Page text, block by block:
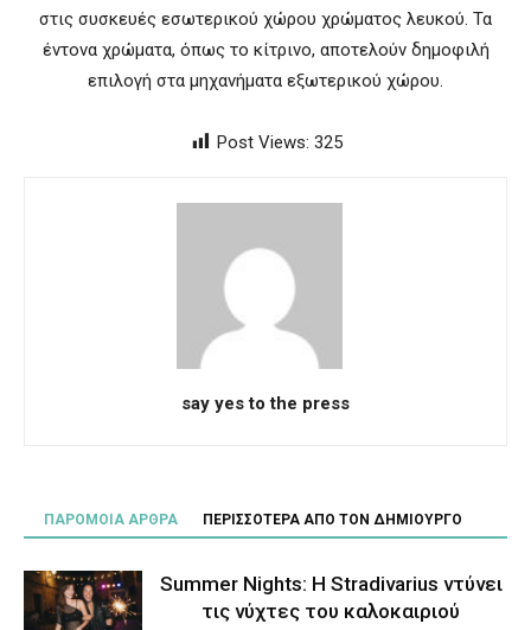
στις συσκευές εσωτερικού χώρου χρώματος λευκού. Τα
έντονα χρώματα, όπως το κίτρινο, αποτελούν δημοφιλή
επιλογή στα μηχανήματα εξωτερικού χώρου.
Post Views: 325
say yes to the press
ΠΑΡΟΜΟΙΑ ΑΡΘΡΑ ΠΕΡΙΣΣΟΤΕΡΑ ΑΠΟ ΤΟΝ ΔΗΜΙΟΥΡΓΟ
Summer Nights: Η Stradivarius ντύνει
τις νύχτες του καλοκαιριού